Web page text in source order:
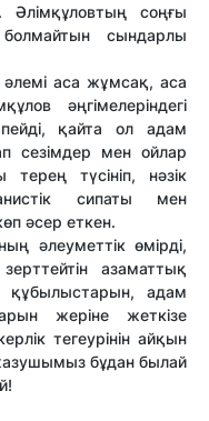
Әлімқұловтың соңғы
болмайтын сындарлы
аса жұмсақ, аса
әңгімелеріндегі
қайта ол адам
сезімдер мен ойлар
түсініп, нәзік
сипаты мен
әсер еткен.
әлеуметтік өмірді,
азаматтық
құбылыстарын, адам
жеріне жеткізе
тегеурінін айқын
бұдан былай